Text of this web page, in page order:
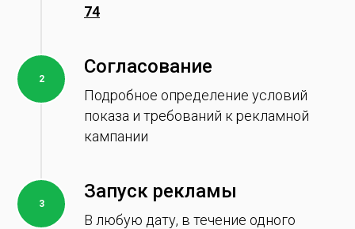
74
Согласование
Подробное определение условий
показа и требований к рекламной
кампании
Запуск рекламы
В любую дату, в течение одного